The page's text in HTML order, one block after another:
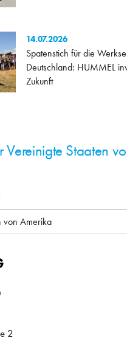
14.07.2026
Spatenstich für die
Deutschland: HUMMEL
Zukunft
Vereinigte Staaten
2